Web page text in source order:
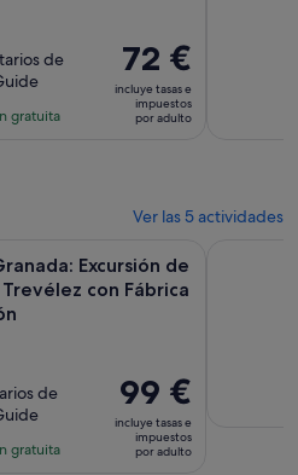
de
gratuita
El
precio
es
de
72 €
incluye tasas e
impuestos
por adulto
Ver las 5 actividades
Excursión de
con Fábrica
de
gratuita
El
precio
es
de
99 €
incluye tasas e
impuestos
por adulto